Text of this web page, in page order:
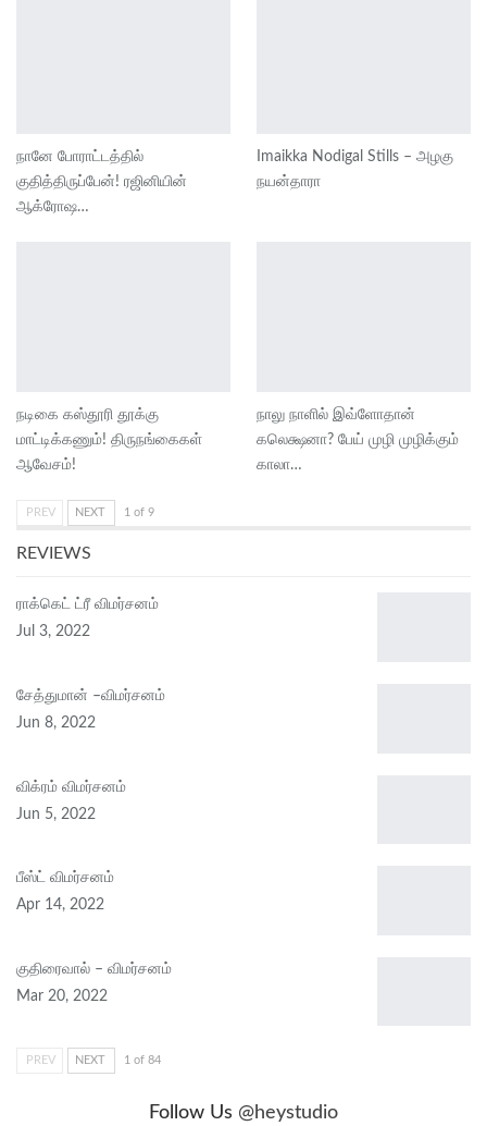
நானே போராட்டத்தில்
குதித்திருப்பேன்! ரஜினியின்
ஆக்ரோஷ…
Imaikka Nodigal Stills – அழகு
நயன்தாரா
நடிகை கஸ்தூரி தூக்கு
மாட்டிக்கணும்! திருநங்கைகள்
ஆவேசம்!
நாலு நாளில் இவ்ளோதான்
கலெக்ஷனா? பேய் முழி முழிக்கும்
காலா…
PREV NEXT 1 of 9
REVIEWS
ராக்கெட் ட்ரீ விமர்சனம்
Jul 3, 2022
சேத்துமான் –விமர்சனம்
Jun 8, 2022
விக்ரம் விமர்சனம்
Jun 5, 2022
பீஸ்ட் விமர்சனம்
Apr 14, 2022
குதிரைவால் – விமர்சனம்
Mar 20, 2022
PREV NEXT 1 of 84
Follow Us @heystudio